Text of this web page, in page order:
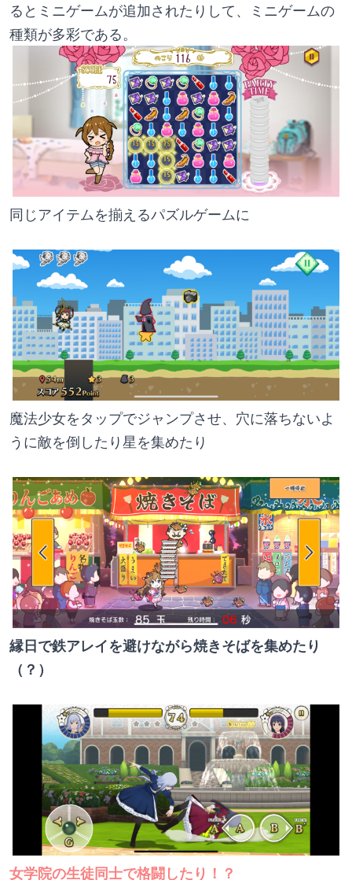
るとミニゲームが追加されたりして、ミニゲームの
種類が多彩である。
同じアイテムを揃えるパズルゲームに
魔法少女をタップでジャンプさせ、穴に落ちないよ
うに敵を倒したり星を集めたり
縁日で鉄アレイを避けながら焼きそばを集めたり
（？）
女学院の生徒同士で格闘したり！？